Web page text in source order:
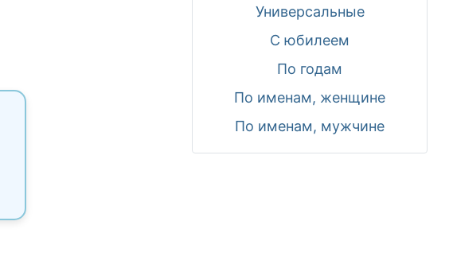
Универсальные
С юбилеем
По годам
По именам, женщине
По именам, мужчине